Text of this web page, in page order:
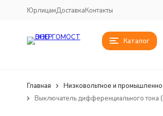
ЮрлицамДоставкаКонтакты
Каталог
Главная Низковольтное и
Выключатель дифференциального тока